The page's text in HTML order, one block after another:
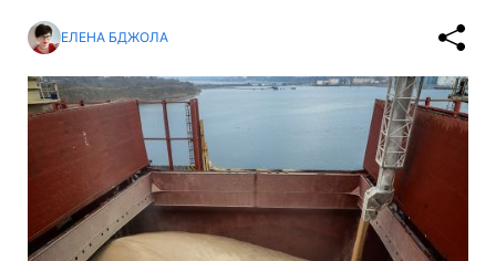
ЕЛЕНА БДЖОЛА